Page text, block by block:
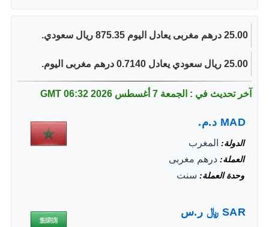
25.00 درهم مغربى يعادل اليوم 875.35 ريال سعودي.
25.00 ريال سعودي يعادل 0.7140 درهم مغربى اليوم.
آخر تحديث في : الجمعة 7 أغسطس 2026 06:32 GMT
MAD د.م.
الدولة المغرب
العملة درهم مغربى
وحدة العملة سنت
SAR ﷼ ر.س